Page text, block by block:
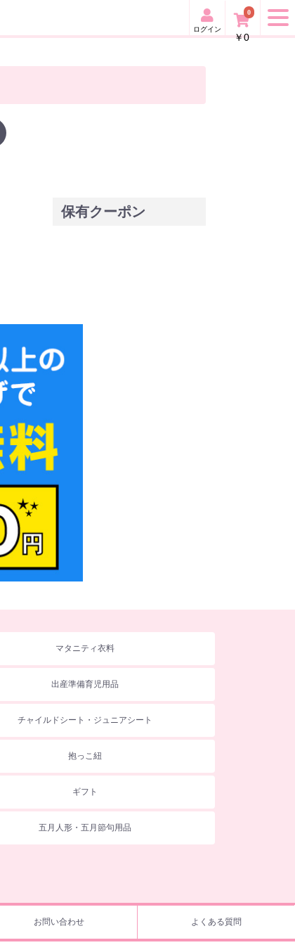
ログイン
0
￥0
保有クーポン
マタニティ衣料
出産準備育児用品
チャイルドシート・ジュニアシート
抱っこ紐
ギフト
五月人形・五月節句用品
お問い合わせ よくある質問